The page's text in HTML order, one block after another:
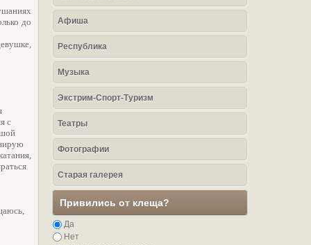
до
с
Афиша
Республика
Музыка
Экстрим-Спорт-Туризм
Театры
Фотографии
Старая галерея
Привились от клеща?
Да
Нет